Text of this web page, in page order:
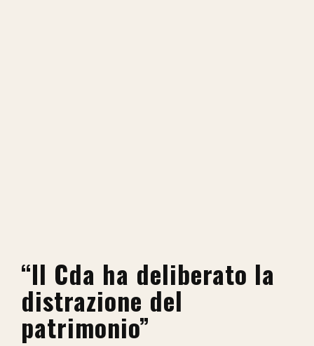
“Il Cda ha deliberato la
distrazione del
patrimonio”